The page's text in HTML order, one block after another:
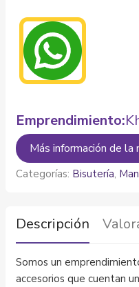
Emprendimiento:
Más información de la
Categorías: Bisutería,
Descripción
Somos un
accesorios que cuentan